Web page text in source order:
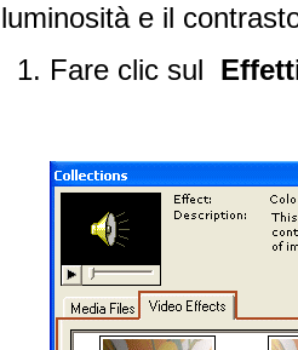
luminosità e il
Fare clic sul